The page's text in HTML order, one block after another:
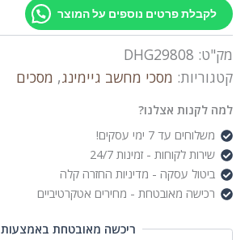
34"
ViewFinity
Type-
C90W
&
RJ45
לקבלת פרטים נוספים על המוצר
מק"ט: DHG29808
קטגוריות: מסכי מחשב גיימינג, מסכים
למה לקנות אצלנו?
משלוחים עד 7 ימי עסקים!
שירות לקוחות - זמינות 24/7
ביטול עסקה - מדיניות החזרה קלה
רכישה מאובטחת - מחירים אטקרטיביים
ריכשה מאובטחת באמצעות